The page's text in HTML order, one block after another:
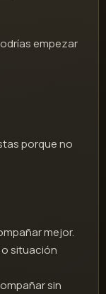
empezar
porque no
mejor.
o situación
sin